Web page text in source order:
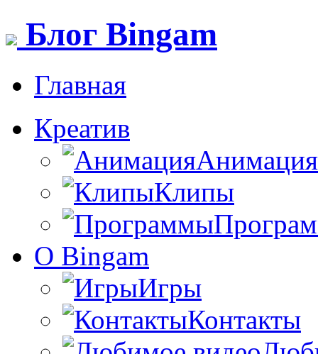
Блог Bingam
Главная
Креатив
Анимация
Клипы
О Bingam
Игры
Контакты